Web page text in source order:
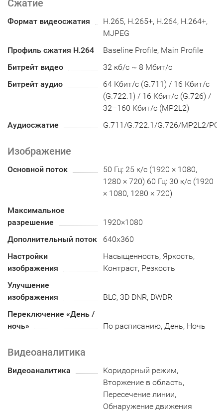
Сжатие
Формат видеосжатия
H.265, H.265+, H.264, H.264+,
MJPEG
Профиль сжатия H.264
Baseline Profile, Main Profile
Битрейт видео
32 кб/с ~ 8 Мбит/с
Битрейт аудио
64 Кбит/с (G.711) / 16 Кбит/с
(G.722.1) / 16 Кбит/с (G.726) /
32–160 Кбит/с (MP2L2)
Аудиосжатие
G.711/G.722.1/G.726/MP2L2/
Изображение
Основной поток
50 Гц: 25 к/с (1920 × 1080,
1280 × 720) 60 Гц: 30 к/с (1920
× 1080, 1280 × 720)
Максимальное
разрешение
1920×1080
Дополнительный поток
640x360
Настройки
изображения
Насыщенность, Яркость,
Контраст, Резкость
Улучшение
изображения
BLC, 3D DNR, DWDR
Переключение «День /
ночь»
По расписанию, День, Ночь
Видеоаналитика
Видеоаналитика
Коридорный режим,
Вторжение в область,
Пересечение линии,
Обнаружение движения